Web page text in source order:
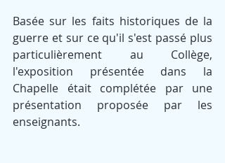
Basée sur les faits historiques de la
guerre et sur ce qu'il s'est passé plus
particulièrement au Collège,
l'exposition présentée dans la
Chapelle était complétée par une
présentation proposée par les
enseignants.